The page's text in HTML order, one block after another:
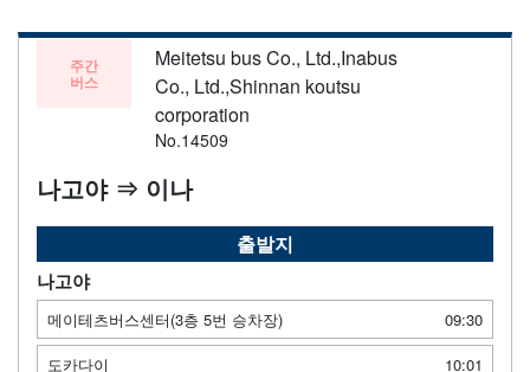
주간
버스
Meitetsu bus Co., Ltd.,Inabus
Co., Ltd.,Shinnan koutsu
corporation
No.14509
나고야 ⇒ 이나
출발지
나고야
메이테츠버스센터(3층 5번 승차장)
09:30
도카다이
10:01